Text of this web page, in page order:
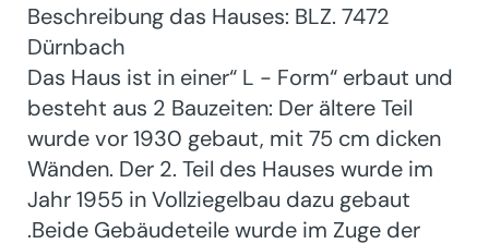
Beschreibung das Hauses: BLZ. 7472
Dürnbach
Das Haus ist in einer“ L - Form“ erbaut und
besteht aus 2 Bauzeiten: Der ältere Teil
wurde vor 1930 gebaut, mit 75 cm dicken
Wänden. Der 2. Teil des Hauses wurde im
Jahr 1955 in Vollziegelbau dazu gebaut
.Beide Gebäudeteile wurde im Zuge der